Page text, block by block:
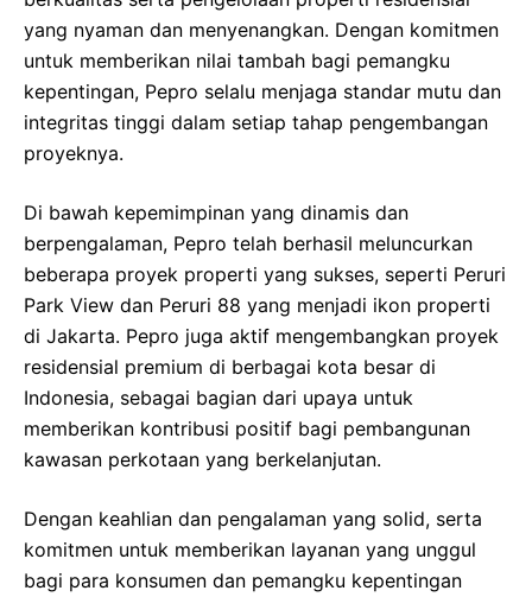
yang nyaman dan menyenangkan. Dengan komitmen
untuk memberikan nilai tambah bagi pemangku
kepentingan, Pepro selalu menjaga standar mutu dan
integritas tinggi dalam setiap tahap pengembangan
proyeknya.
Di bawah kepemimpinan yang dinamis dan
berpengalaman, Pepro telah berhasil meluncurkan
beberapa proyek properti yang sukses, seperti Peruri
Park View dan Peruri 88 yang menjadi ikon properti
di Jakarta. Pepro juga aktif mengembangkan proyek
residensial premium di berbagai kota besar di
Indonesia, sebagai bagian dari upaya untuk
memberikan kontribusi positif bagi pembangunan
kawasan perkotaan yang berkelanjutan.
Dengan keahlian dan pengalaman yang solid, serta
komitmen untuk memberikan layanan yang unggul
bagi para konsumen dan pemangku kepentingan